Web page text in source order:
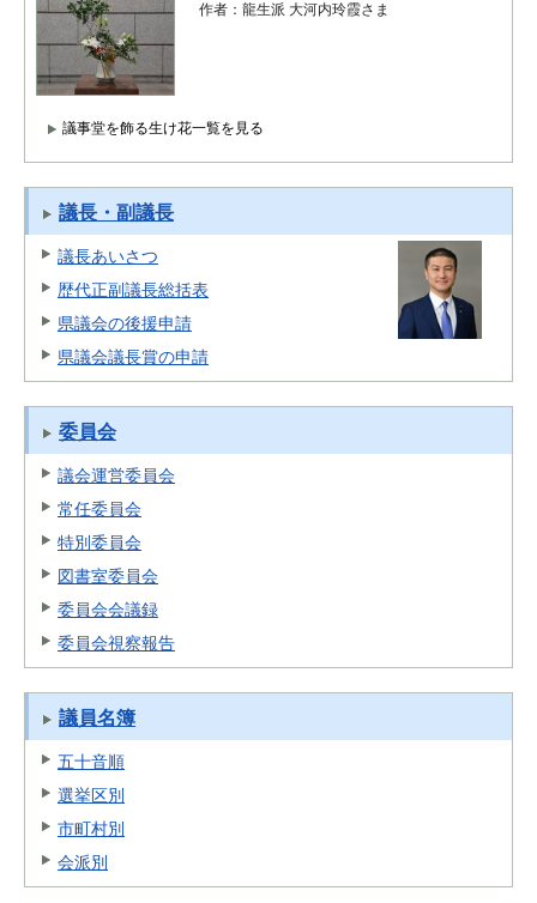
作者：龍生派 大河内玲霞さま
議事堂を飾る生け花一覧を見る
議長・副議長
議長あいさつ
歴代正副議長総括表
県議会の後援申請
県議会議長賞の申請
委員会
議会運営委員会
常任委員会
特別委員会
図書室委員会
委員会会議録
委員会視察報告
議員名簿
五十音順
選挙区別
市町村別
会派別